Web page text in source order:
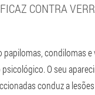
CONTRA
papilomas, condilomas
O seu
conduz a